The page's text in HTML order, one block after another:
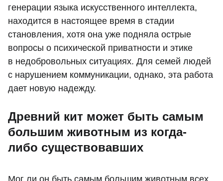
генерации языка искусственного интеллекта,
находится в настоящее время в стадии
становления, хотя она уже подняла острые
вопросы о психической приватности и этике
в недобровольных ситуациях. Для семей людей
с нарушением коммуникации, однако, эта работа
дает новую надежду.
Древний кит может быть самым
большим животным из когда-
либо существовавших